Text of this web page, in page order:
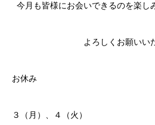
今月も皆様にお会いできるのを楽し
よろしくお願いい
お休み
３（月）、４（火）